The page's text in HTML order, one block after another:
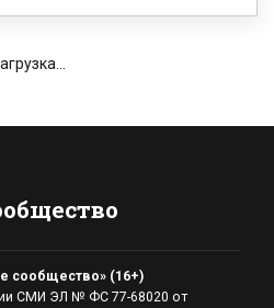
сообщество» (16+)
СМИ ЭЛ № ФС 77-68020 от